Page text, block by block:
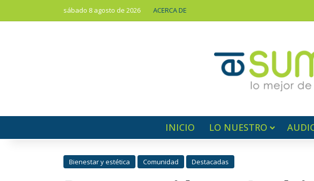
sábado 8 agosto de 2026 ACERCA DE
INICIO LO NUESTRO
Bienestar y estética Comunidad Destacadas